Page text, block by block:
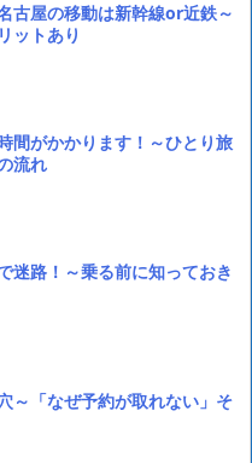
古屋の移動は新幹線or近鉄～
ットあり
間がかかります！～ひとり旅
流れ
迷路！～乗る前に知っておき
～「なぜ予約が取れない」そ